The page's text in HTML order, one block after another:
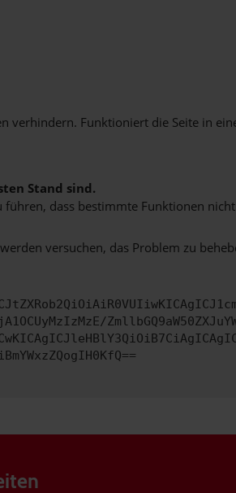
verhindern. Funktioniert die Seite in
Stand sind.
dass bestimmte Funktionen
versuchen, das Problem zu